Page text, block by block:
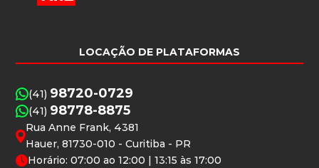
LOCAÇÃO DE PLATAFORMAS
(41) 98720-0729
(41) 98778-8875
Rua Anne Frank, 4381
Hauer, 81730-010 - Curitiba - PR
Horário: 07:00 ao 12:00 | 13:15 às 17:00